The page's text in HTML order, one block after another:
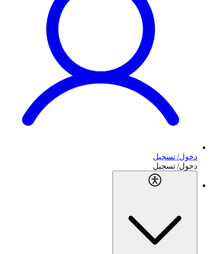
دخول/ تسجيل
دخول/ تسجيل